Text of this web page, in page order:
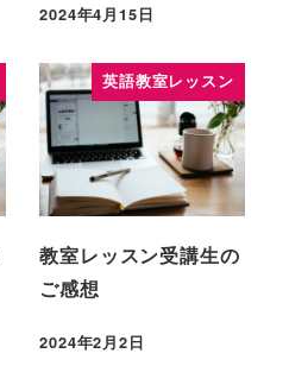
2024年4月15日
英語教室レッスン
教室レッスン受講生の
ご感想
2024年2月2日